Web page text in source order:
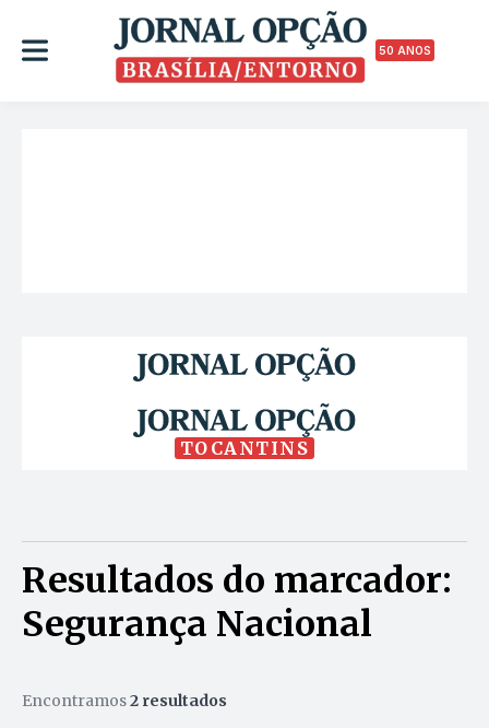
50 ANOS
TOCANTINS
Resultados do marcador:
Segurança Nacional
Encontramos2 resultados